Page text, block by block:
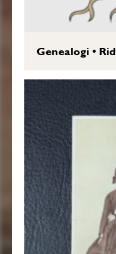
Genealogi •